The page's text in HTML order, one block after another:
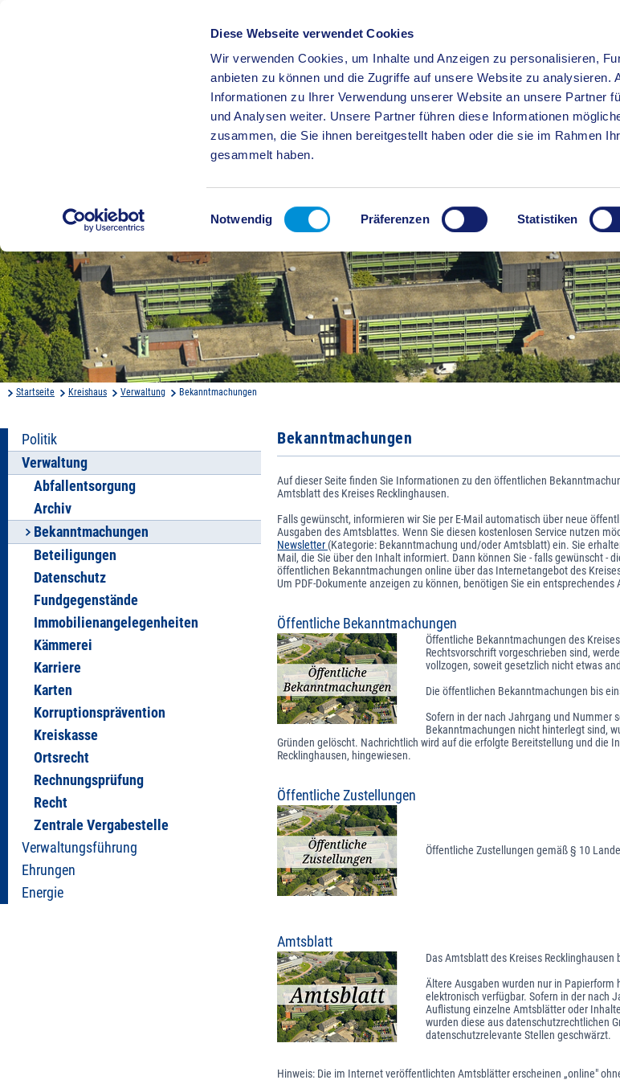
Diese Webseite verwendet Cookies
Wir verwenden Cookies, um Inhalte und Anzeigen zu personalisieren,
anbieten zu können und die Zugriffe auf unsere Website zu analysieren.
Informationen zu Ihrer Verwendung unserer Website an unsere Partner
und Analysen weiter. Unsere Partner führen diese Informationen
zusammen, die Sie ihnen bereitgestellt haben oder die sie im Rahmen
gesammelt haben.
Einwilligungsauswahl
Notwendig Präferenzen Statistiken
BÜRGERSERVICE KREISHAUS
Startseite Kreishaus Verwaltung Bekanntmachungen
Politik
Verwaltung
Abfallentsorgung
Archiv
Bekanntmachungen
Beteiligungen
Datenschutz
Fundgegenstände
Immobilienangelegenheiten
Kämmerei
Karriere
Karten
Korruptionsprävention
Kreiskasse
Ortsrecht
Rechnungsprüfung
Recht
Zentrale Vergabestelle
Verwaltungsführung
Ehrungen
Energie
Bekanntmachungen
Auf dieser Seite finden Sie Informationen zu den öffentlichen
Amtsblatt des Kreises Recklinghausen.
Falls gewünscht, informieren wir Sie per E-Mail automatisch über neue
Ausgaben des Amtsblattes. Wenn Sie diesen kostenlosen Service nutzen
Newsletter (Kategorie: Bekanntmachung und/oder Amtsblatt) ein. Sie
Mail, die Sie über den Inhalt informiert. Dann können Sie - falls gewünscht -
öffentlichen Bekanntmachungen online über das Internetangebot des
Um PDF-Dokumente anzeigen zu können, benötigen Sie ein entsprechendes
Öffentliche Bekanntmachungen
Öffentliche Bekanntmachungen des
Rechtsvorschrift vorgeschrieben sind,
vollzogen, soweit gesetzlich nicht etwas
Die öffentlichen Bekanntmachungen bis
Sofern in der nach Jahrgang und Nummer
Bekanntmachungen nicht hinterlegt sind,
Gründen gelöscht. Nachrichtlich wird auf die erfolgte Bereitstellung und die
Recklinghausen, hingewiesen.
Öffentliche Zustellungen
Öffentliche Zustellungen gemäß § 10
Amtsblatt
Das Amtsblatt des Kreises
Ältere Ausgaben wurden nur in
elektronisch verfügbar. Sofern in der nach
Auflistung einzelne Amtsblätter oder
wurden diese aus datenschutzrechtlichen
datenschutzrelevante Stellen geschwärzt.
Hinweis: Die im Internet veröffentlichten Amtsblätter erscheinen „online″